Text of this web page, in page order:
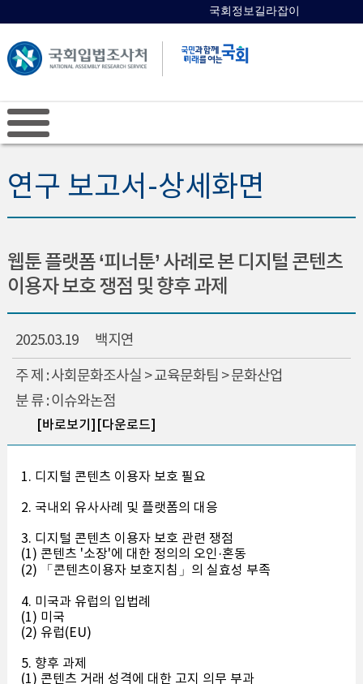
국회정보길라잡이
연구 보고서-상세화면
웹툰 플랫폼 ‘피너툰’ 사례로 본 디지털 콘텐츠
이용자 보호 쟁점 및 향후 과제
2025.03.19 백지연
주 제 : 사회문화조사실 > 교육문화팀 > 문화산업
분 류 : 이슈와논점
[바로보기] [다운로드]
1. 디지털 콘텐츠 이용자 보호 필요
2. 국내외 유사사례 및 플랫폼의 대응
3. 디지털 콘텐츠 이용자 보호 관련 쟁점
(1) 콘텐츠 '소장'에 대한 정의의 오인·혼동
(2) 「콘텐츠이용자 보호지침」의 실효성 부족
4. 미국과 유럽의 입법례
(1) 미국
(2) 유럽(EU)
5. 향후 과제
(1) 콘텐츠 거래 성격에 대한 고지 의무 부과